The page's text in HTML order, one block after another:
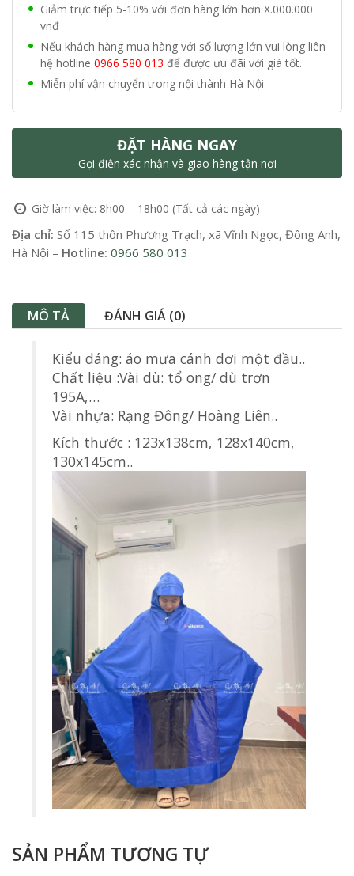
Giảm trực tiếp 5-10% với đơn hàng lớn hơn X.000.000
vnđ
Nếu khách hàng mua hàng với số lượng lớn vui lòng liên
hệ hotline 0966 580 013 để được ưu đãi với giá tốt.
Miễn phí vận chuyển trong nội thành Hà Nội
ĐẶT HÀNG NGAY
Gọi điện xác nhận và giao hàng tận nơi
Giờ làm việc: 8h00 – 18h00 (Tất cả các ngày)
Địa chỉ: Số 115 thôn Phương Trạch, xã Vĩnh Ngọc, Đông Anh,
Hà Nội – Hotline: 0966 580 013
MÔ TẢ ĐÁNH GIÁ (0)
Kiểu dáng: áo mưa cánh dơi một đầu..
Chất liệu :Vài dù: tổ ong/ dù trơn
195A,…
Vài nhựa: Rạng Đông/ Hoàng Liên..
Kích thước : 123x138cm, 128x140cm,
130x145cm..
SẢN PHẨM TƯƠNG TỰ